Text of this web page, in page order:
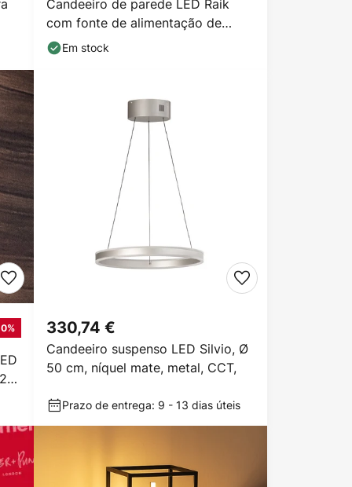
Candeeiro de parede LED Raik
com fonte de alimentação de
encaixe
Em stock
Candeeiro suspenso LED Silvio, Ø
50 cm, níquel mate, metal, CCT,
330,74 €
Prazo de entrega: 9 - 13 dias úteis